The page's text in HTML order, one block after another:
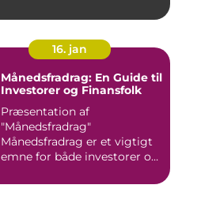
16. jan
Månedsfradrag: En Guide til
Investorer og Finansfolk
Præsentation af
"Månedsfradrag"
Månedsfradrag er et vigtigt
emne for både investorer og